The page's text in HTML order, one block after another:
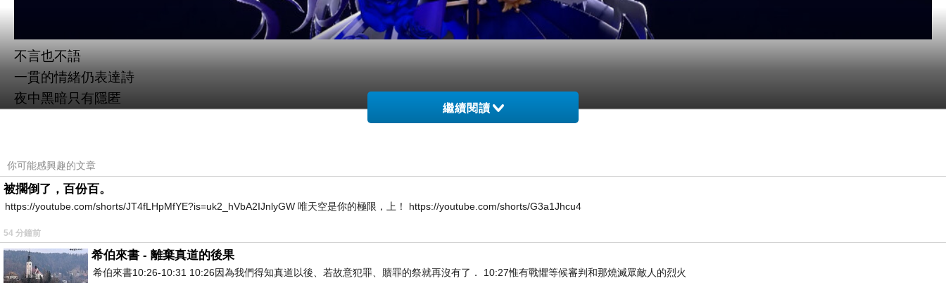
不言也不語
一貫的情緒仍表達詩
夜中黑暗只有隱匿
是故事遺失人間
自由別世界引渡
辰星墜落中空之庭
天與龍
山與陽
繼續閱讀
你可能感興趣的文章
被擱倒了，百份百。
https://youtube.com/shorts/JT4fLHpMfYE?is=uk2_hVbA2IJnlyGW 唯天空是你的極限，上！ https://youtube.com/shorts/G3a1Jhcu4
54 分鐘前
希伯來書 - 離棄真道的後果
希伯來書10:26-10:31 10:26因為我們得知真道以後、若故意犯罪、贖罪的祭就再沒有了． 10:27惟有戰懼等候審判和那燒滅眾敵人的烈火